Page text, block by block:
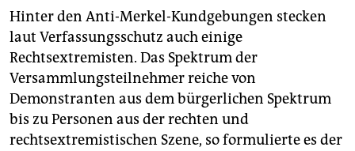
Hinter den Anti-Merkel-Kundgebungen stecken
laut Verfassungsschutz auch einige
Rechtsextremisten. Das Spektrum der
Versammlungsteilnehmer reiche von
Demonstranten aus dem bürgerlichen Spektrum
bis zu Personen aus der rechten und
rechtsextremistischen Szene, so formulierte es der